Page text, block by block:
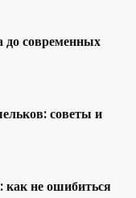
до современных
советы и
не ошибиться